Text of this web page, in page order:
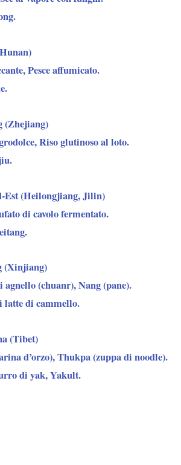
Pesce affumicato.
(Zhejiang)
Riso glutinoso al loto.
Est (Heilongjiang, Jilin)
di cavolo fermentato.
(Xinjiang)
(chuanr), Nang (pane).
latte di cammello.
(Tibet)
d’orzo), Thukpa (zuppa di noodle).
di yak, Yakult.